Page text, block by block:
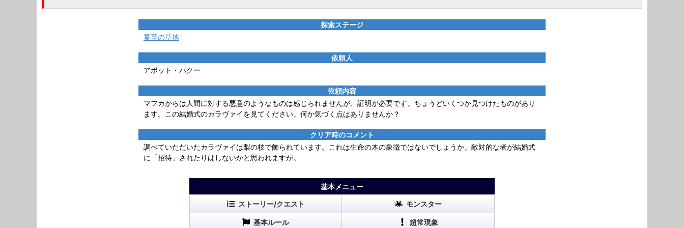
探索ステージ
夏至の草地
依頼人
アボット・パクー
依頼内容
マフカからは人間に対する悪意のようなものは感じられませんが、証明が必要です。ちょうどいくつか見つけたものがあり
ます。この結婚式のカラヴァイを見てください。何か気づく点はありませんか？
クリア時のコメント
調べていただいたカラヴァイは梨の枝で飾られています。これは生命の木の象徴ではないでしょうか。敵対的な者が結婚式
に「招待」されたりはしないかと思われますが。
基本メニュー
ストーリー/クエスト モンスター
基本ルール 超常現象